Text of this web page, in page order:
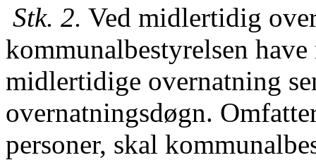
Stk. 2. Ved midlertidig
kommunalbestyrelsen
midlertidige overnatning
overnatningsdøgn.
personer, skal